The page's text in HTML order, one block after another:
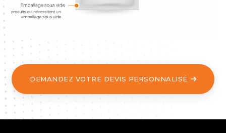
DEMANDEZ VOTRE DEVIS PERSONNALISÉ